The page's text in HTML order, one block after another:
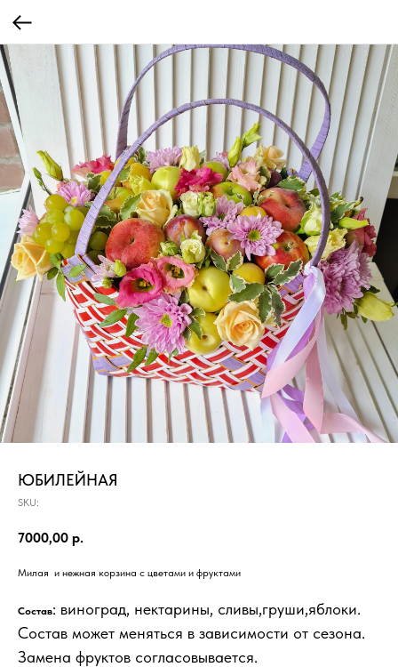
ЮБИЛЕЙНАЯ
SKU:
7000,00 р.
Милая и нежная корзина с цветами и фруктами
Состав: виноград, нектарины, сливы,груши,яблоки.
Состав может меняться в зависимости от сезона.
Замена фруктов согласовывается.